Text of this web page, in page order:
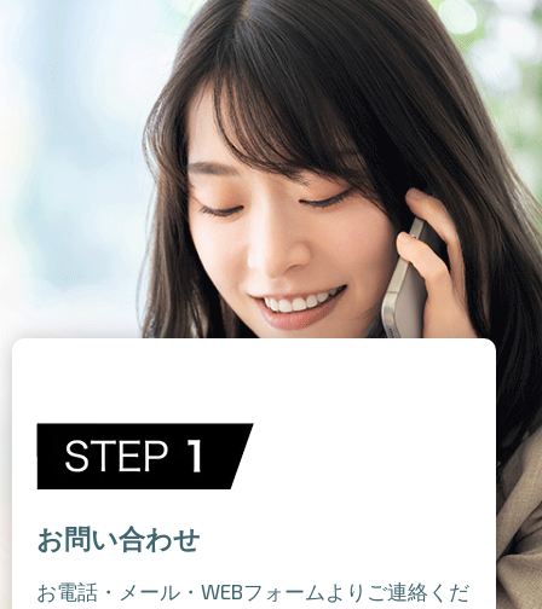
お問い合わせ
お電話・メール・WEBフォームよりご連絡くだ